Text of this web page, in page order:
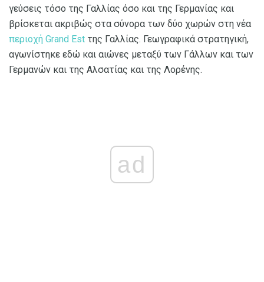
γεύσεις τόσο της Γαλλίας όσο και της Γερμανίας και
βρίσκεται ακριβώς στα σύνορα των δύο χωρών στη νέα
περιοχή Grand Est της Γαλλίας. Γεωγραφικά στρατηγική,
αγωνίστηκε εδώ και αιώνες μεταξύ των Γάλλων και των
Γερμανών και της Αλσατίας και της Λορένης.
ad